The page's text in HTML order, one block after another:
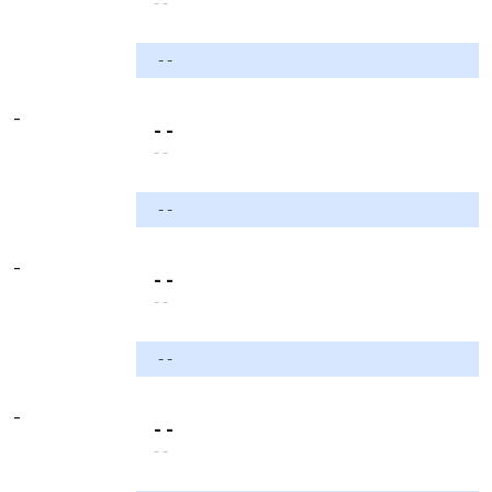
- -
-
- -
- -
- -
-
- -
- -
- -
-
- -
- -